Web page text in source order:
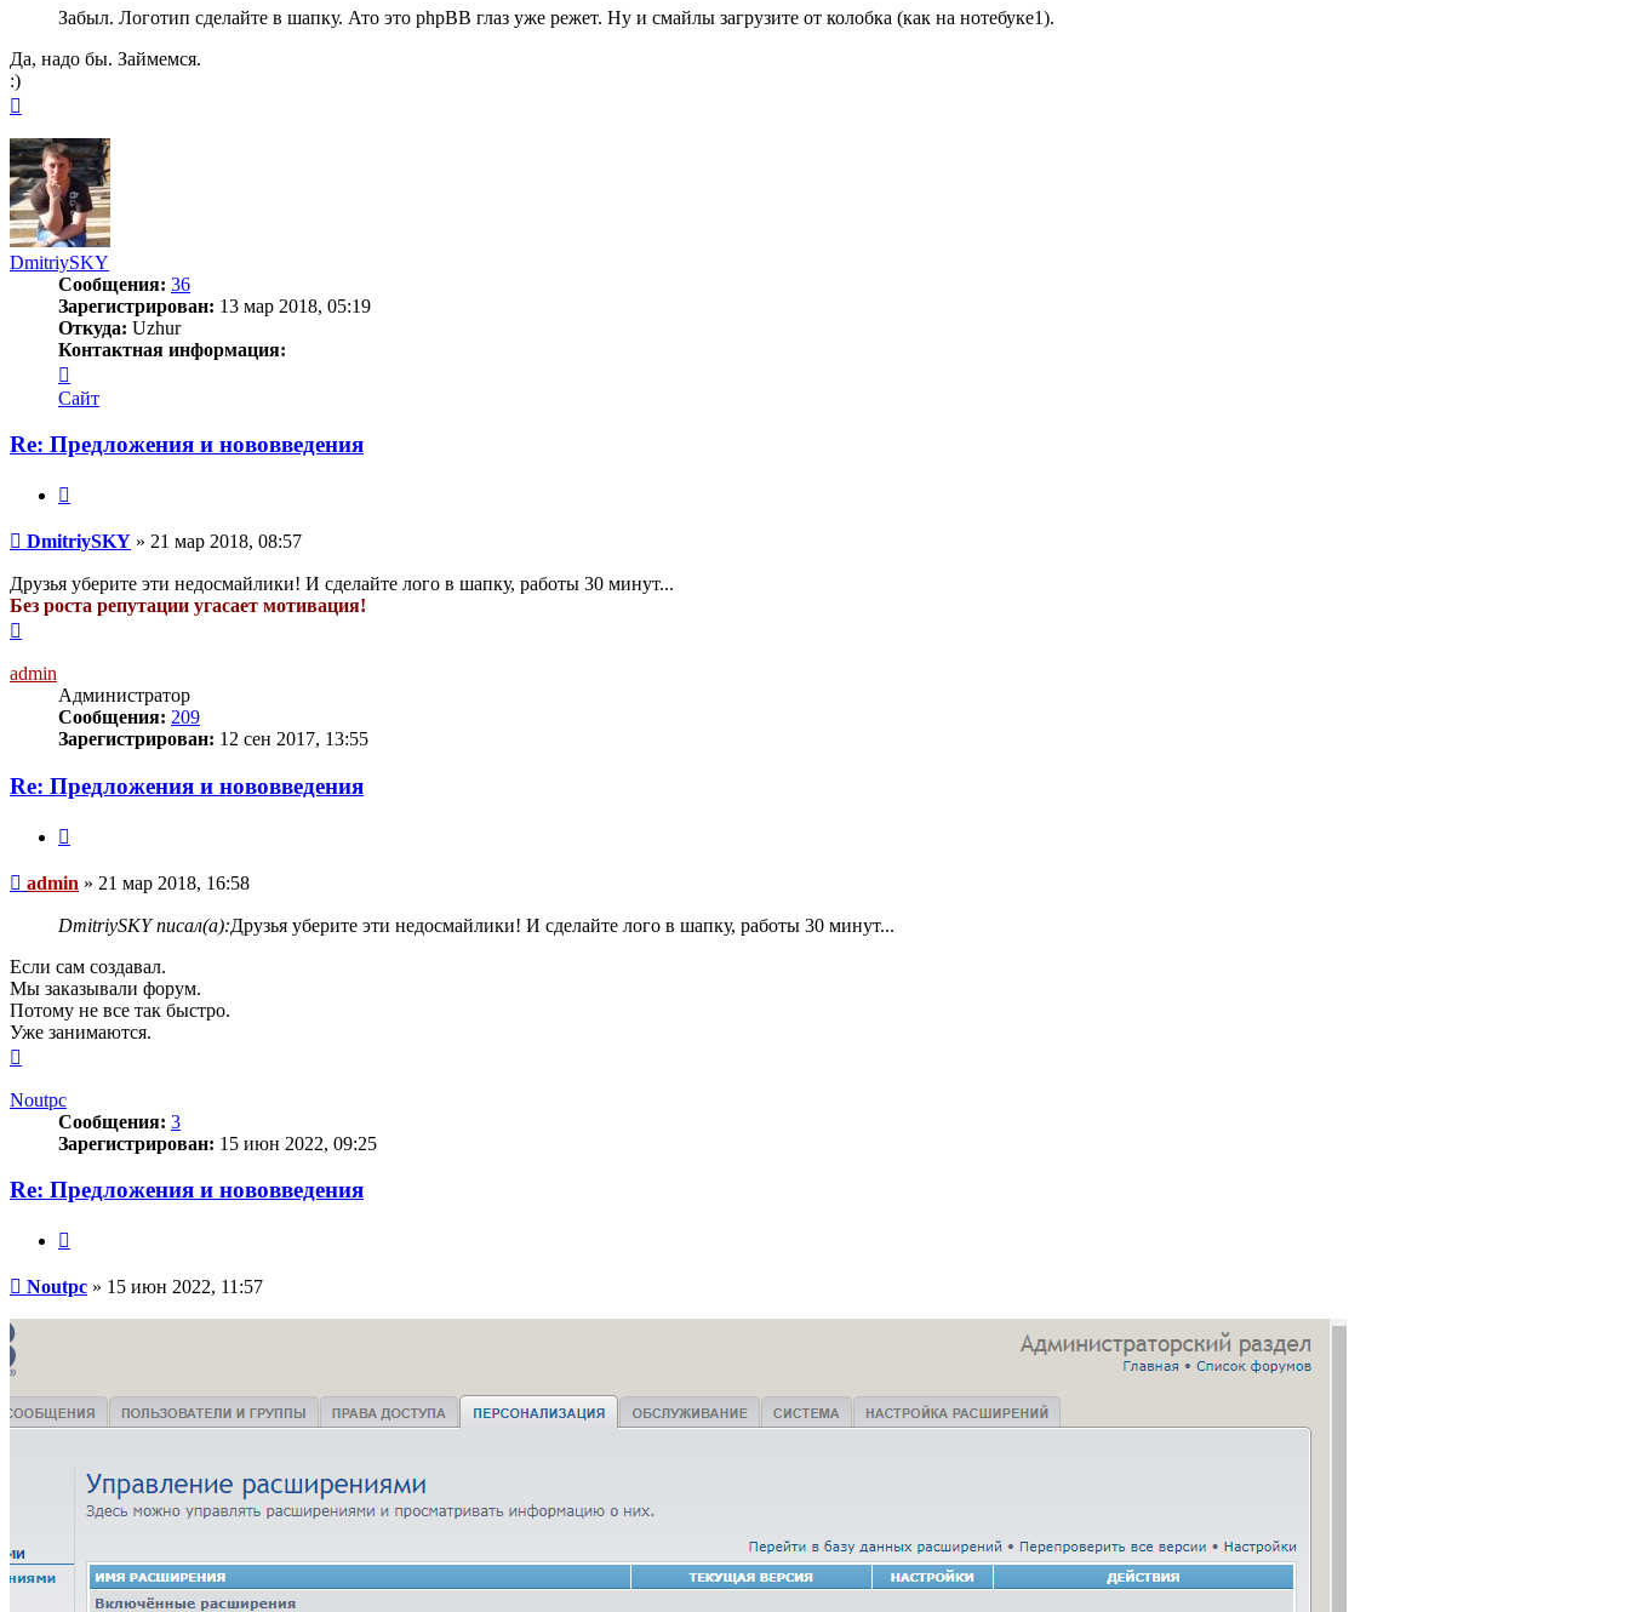
Забыл. Логотип сделайте в шапку. Ато это phpBB глаз уже режет. Ну и смайлы загрузите от колобка (как на нотебуке1).
Да, надо бы. Займемся.
:)
началу
DmitriySKY
Сообщения: 36
Зарегистрирован: 13 мар 2018, 05:19
Откуда: Uzhur
Контактная информация:
информация
пользователя
Сайт
Re: Предложения и нововведения
Сообщение
DmitriySKY » 21 мар 2018, 08:57
Друзья уберите эти недосмайлики! И сделайте лого в шапку, работы 30 минут...
Без роста репутации угасает мотивация!
началу
admin
Администратор
Сообщения: 209
Зарегистрирован: 12 сен 2017, 13:55
Re: Предложения и нововведения
Сообщение
admin » 21 мар 2018, 16:58
DmitriySKY писал(а):Друзья уберите эти недосмайлики! И сделайте лого в шапку, работы 30 минут...
Если сам создавал.
Мы заказывали форум.
Потому не все так быстро.
Уже занимаются.
началу
Noutpc
Сообщения: 3
Зарегистрирован: 15 июн 2022, 09:25
Re: Предложения и нововведения
Сообщение
Noutpc » 15 июн 2022, 11:57